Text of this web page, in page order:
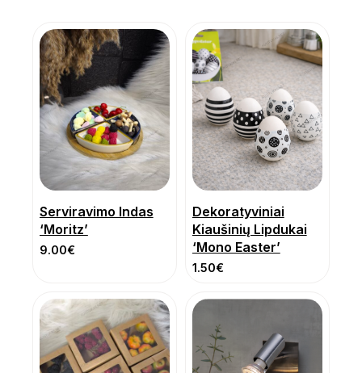
Serviravimo Indas
‘Moritz’
9.00€
Dekoratyviniai
Kiaušinių Lipdukai
‘Mono Easter’
1.50€